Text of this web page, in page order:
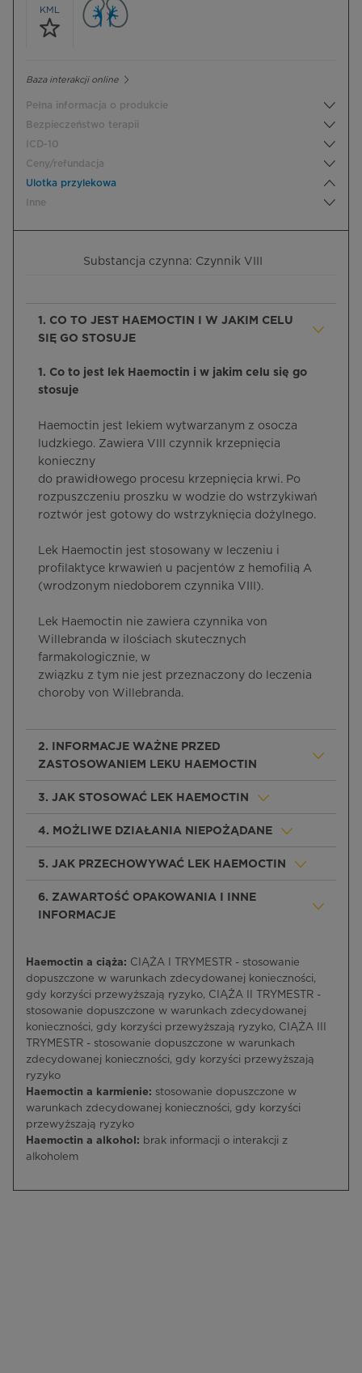
KML
Baza interakcji online
Pełna informacja o produkcie
Bezpieczeństwo terapii
ICD-10
Ceny/refundacja
Ulotka przylekowa
Inne
Substancja czynna: Czynnik VIII
1. CO TO JEST HAEMOCTIN I W JAKIM CELU
SIĘ GO STOSUJE
1. Co to jest lek Haemoctin i w jakim celu się go
stosuje
Haemoctin jest lekiem wytwarzanym z osocza
ludzkiego. Zawiera VIII czynnik krzepnięcia
konieczny
do prawidłowego procesu krzepnięcia krwi. Po
rozpuszczeniu proszku w wodzie do wstrzykiwań
roztwór jest gotowy do wstrzyknięcia dożylnego.
Lek Haemoctin jest stosowany w leczeniu i
profilaktyce krwawień u pacjentów z hemofilią A
(wrodzonym niedoborem czynnika VIII).
Lek Haemoctin nie zawiera czynnika von
Willebranda w ilościach skutecznych
farmakologicznie, w
związku z tym nie jest przeznaczony do leczenia
choroby von Willebranda.
2. INFORMACJE WAŻNE PRZED
ZASTOSOWANIEM LEKU HAEMOCTIN
3. JAK STOSOWAĆ LEK HAEMOCTIN
4. MOŻLIWE DZIAŁANIA NIEPOŻĄDANE
5. JAK PRZECHOWYWAĆ LEK HAEMOCTIN
6. ZAWARTOŚĆ OPAKOWANIA I INNE
INFORMACJE
Haemoctin a ciąża: CIĄŻA I TRYMESTR - stosowanie
dopuszczone w warunkach zdecydowanej konieczności,
gdy korzyści przewyższają ryzyko, CIĄŻA II TRYMESTR -
stosowanie dopuszczone w warunkach zdecydowanej
konieczności, gdy korzyści przewyższają ryzyko, CIĄŻA III
TRYMESTR - stosowanie dopuszczone w warunkach
zdecydowanej konieczności, gdy korzyści przewyższają
ryzyko
Haemoctin a karmienie: stosowanie dopuszczone w
warunkach zdecydowanej konieczności, gdy korzyści
przewyższają ryzyko
Haemoctin a alkohol: brak informacji o interakcji z
alkoholem